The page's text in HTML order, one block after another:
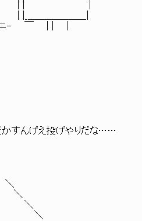
＿＿＿＿＿＿_|
ニニ- ￣ | | |
んげえ投げやりだな……
＼